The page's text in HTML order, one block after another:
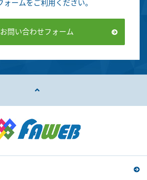
ォームをご利用ください。
お問い合わせフォーム